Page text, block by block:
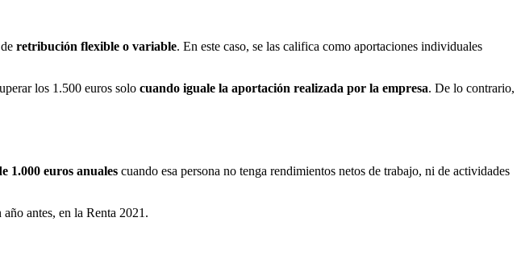
retribución flexible o variable. En este caso, se las califica como aportaciones individuales
los 1.500 euros solo cuando iguale la aportación realizada por la empresa. De lo contrario,
1.000 euros anuales cuando esa persona no tenga rendimientos netos de trabajo, ni de actividades
antes, en la Renta 2021.